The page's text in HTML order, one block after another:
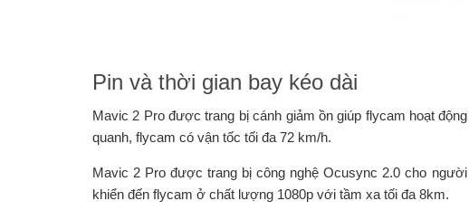
Pin và thời gian bay kéo dài
Mavic 2 Pro được trang bị cánh giảm ồn giúp flycam hoạt
quanh, flycam có vận tốc tối đa 72 km/h.
Mavic 2 Pro được trang bị công nghệ Ocusync 2.0 cho
khiển đến flycam ở chất lượng 1080p với tầm xa tối đa 8km.